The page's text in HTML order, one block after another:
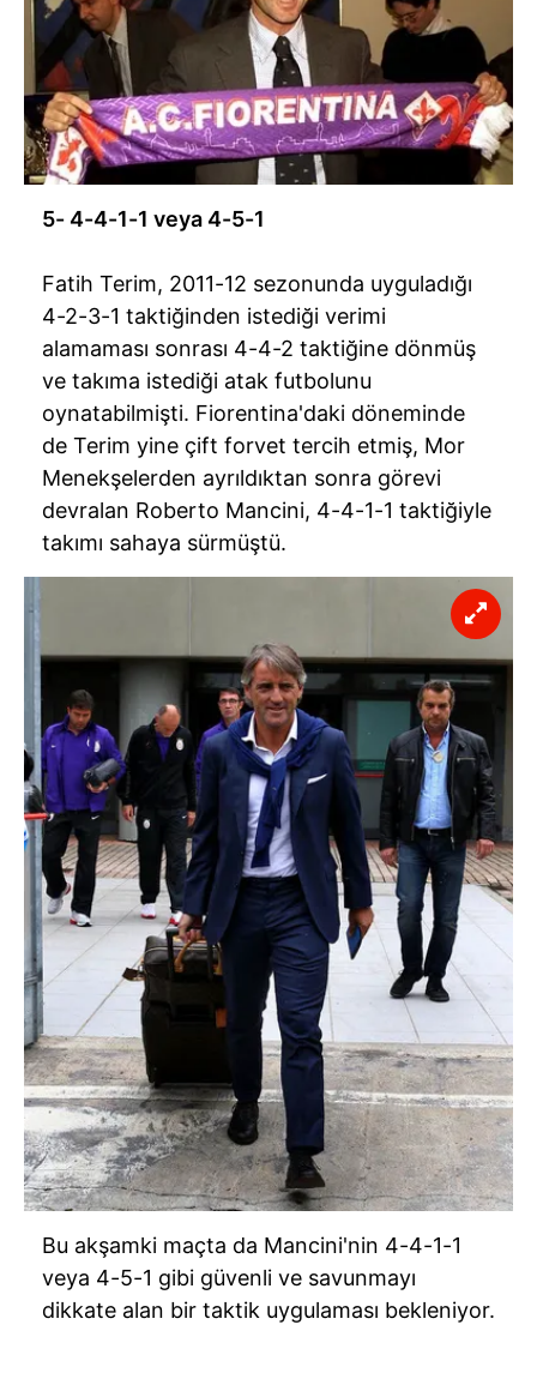
5- 4-4-1-1 veya 4-5-1
Fatih Terim, 2011-12 sezonunda uyguladığı
4-2-3-1 taktiğinden istediği verimi
alamaması sonrası 4-4-2 taktiğine dönmüş
ve takıma istediği atak futbolunu
oynatabilmişti. Fiorentina'daki döneminde
de Terim yine çift forvet tercih etmiş, Mor
Menekşelerden ayrıldıktan sonra görevi
devralan Roberto Mancini, 4-4-1-1 taktiğiyle
takımı sahaya sürmüştü.
Bu akşamki maçta da Mancini'nin 4-4-1-1
veya 4-5-1 gibi güvenli ve savunmayı
dikkate alan bir taktik uygulaması bekleniyor.